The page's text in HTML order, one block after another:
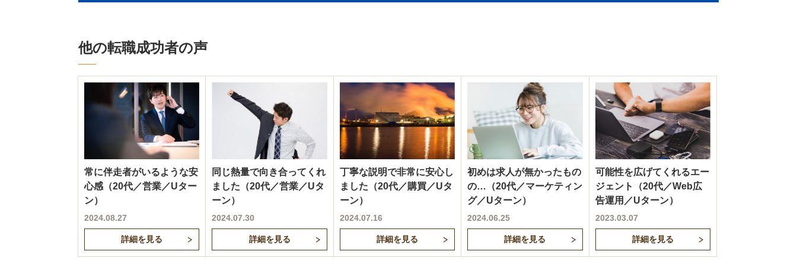
他の転職成功者の声
常に伴走者がいるような安
心感（20代／営業／Uター
ン）
2024.08.27
詳細を見る
同じ熱量で向き合ってくれ
ました（20代／営業／Uタ
ーン）
2024.07.30
詳細を見る
丁寧な説明で非常に安心し
ました（20代／購買／Uタ
ーン）
2024.07.16
詳細を見る
初めは求人が無かったもの
の…（20代／マーケティン
グ／Uターン）
2024.06.25
詳細を見る
可能性を広げてくれるエー
ジェント（20代／Web広
告運用／Uターン）
2023.03.07
詳細を見る